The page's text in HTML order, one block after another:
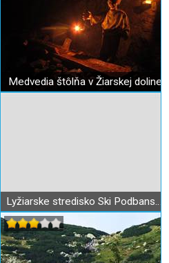
Medvedia štôlňa v Žiarskej doline
Lyžiarske stredisko Ski Podbanské